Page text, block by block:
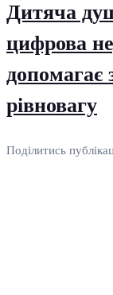
Дитяча
цифрова
допомагає
рівновагу
Поділитись